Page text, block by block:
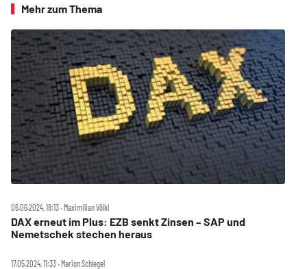
Mehr zum Thema
06.06.2024, 18:13 ‧ Maximilian Völkl
DAX erneut im Plus: EZB senkt Zinsen – SAP und
Nemetschek stechen heraus
17.05.2024, 11:33 ‧ Marion Schlegel